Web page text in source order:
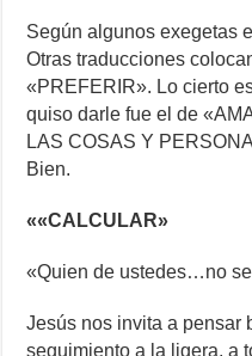
Según algunos exegetas
Otras traducciones
«PREFERIR». Lo cierto
quiso darle fue el de
LAS COSAS Y
Bien.
««CALCULAR»
«Quien de ustedes…no
Jesús nos invita a pensar
seguimiento a la ligera, a